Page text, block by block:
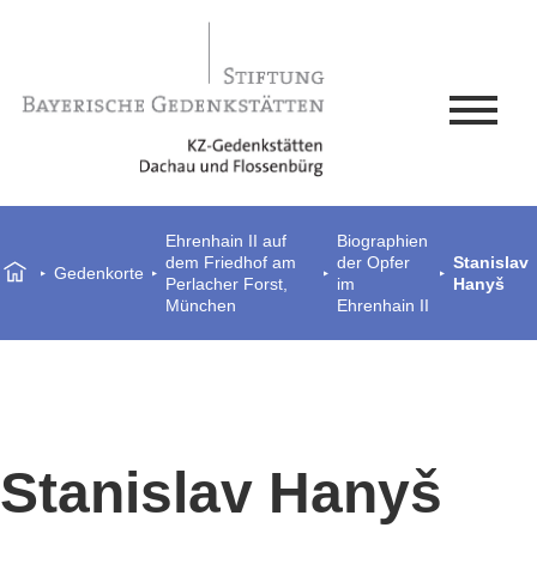
Gedenkorte
Ehrenhain II auf
dem Friedhof am
Perlacher Forst,
München
Biographien
der Opfer
im
Ehrenhain II
Stanislav
Hanyš
Stanislav Hanyš